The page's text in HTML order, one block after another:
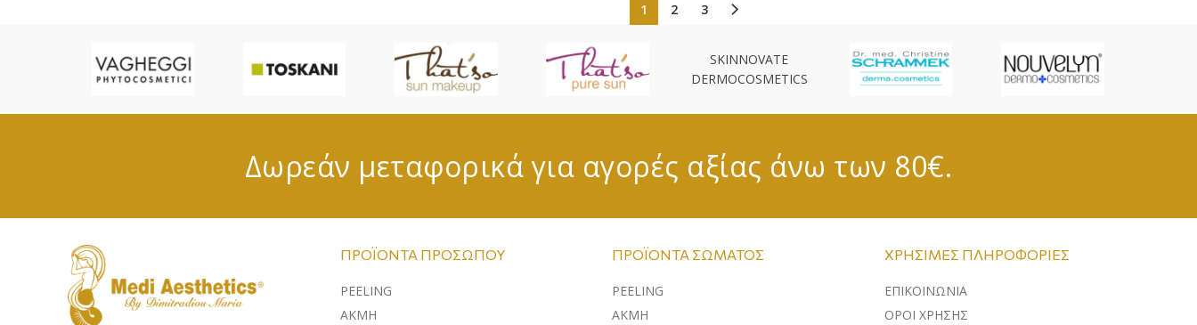
1 2 3
SKINNOVATE
DERMOCOSMETICS
Δωρεάν μεταφορικά για αγορές αξίας άνω των 80€.
ΠΡΟΪΌΝΤΑ ΠΡΟΣΏΠΟΥ
PEELING
ΑΚΜΗ
ΠΡΟΪΌΝΤΑ ΣΏΜΑΤΟΣ
PEELING
ΑΚΜΗ
ΧΡΉΣΙΜΕΣ ΠΛΗΡΟΦΟΡΊΕΣ
ΕΠΙΚΟΙΝΩΝΊΑ
ΌΡΟΙ ΧΡΉΣΗΣ